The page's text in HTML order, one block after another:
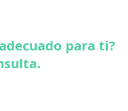
para ti?